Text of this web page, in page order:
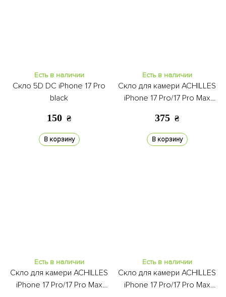
Есть в наличии
Скло 5D DC iPhone 17 Pro
black
150 ₴
В корзину
Есть в наличии
Скло для камери ACHILLES
iPhone 17 Pro/17 Pro Max
375 ₴
В корзину
Есть в наличии
Скло для камери ACHILLES
iPhone 17 Pro/17 Pro Max
Есть в наличии
Скло для камери ACHILLES
iPhone 17 Pro/17 Pro Max